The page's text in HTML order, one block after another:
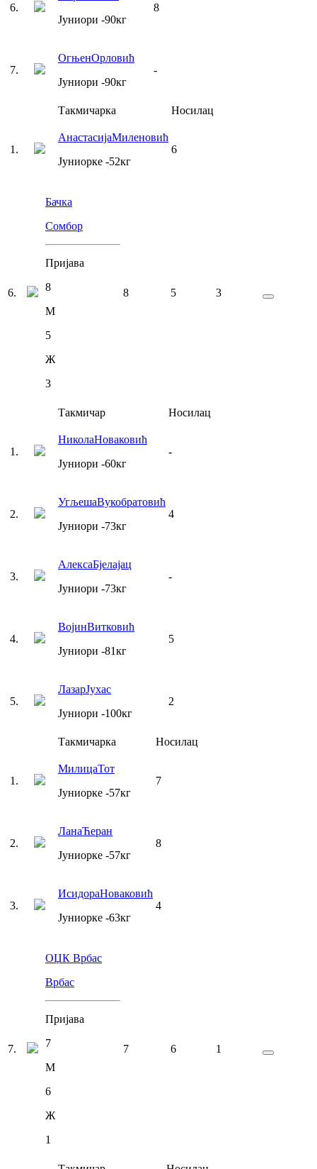
6.
Јуниори -90кг
8
7.
ОгњенОрловић
Јуниори -90кг
-
Такмичарка Носилац
1 .
АнастасијаМиленовић
Јуниорке -52кг
6
6.
Бачка
Сомбор
Пријава
8
М
5
Ж
3
8 5 3
Такмичар Носилац
1 .
НиколаНоваковић
Јуниори -60кг
-
2.
УгљешаВукобратовић
Јуниори -73кг
4
3.
АлексаБјелајац
Јуниори -73кг
-
4.
ВојинВитковић
Јуниори -81кг
5
5.
ЛазарЈухас
Јуниори -100кг
2
Такмичарка Носилац
1 .
МилицаТот
Јуниорке -57кг
7
2.
ЛанаЋеран
Јуниорке -57кг
8
3.
ИсидораНоваковић
Јуниорке -63кг
4
7.
ОЏК Врбас
Врбас
Пријава
7
М
6
Ж
1
7 6 1